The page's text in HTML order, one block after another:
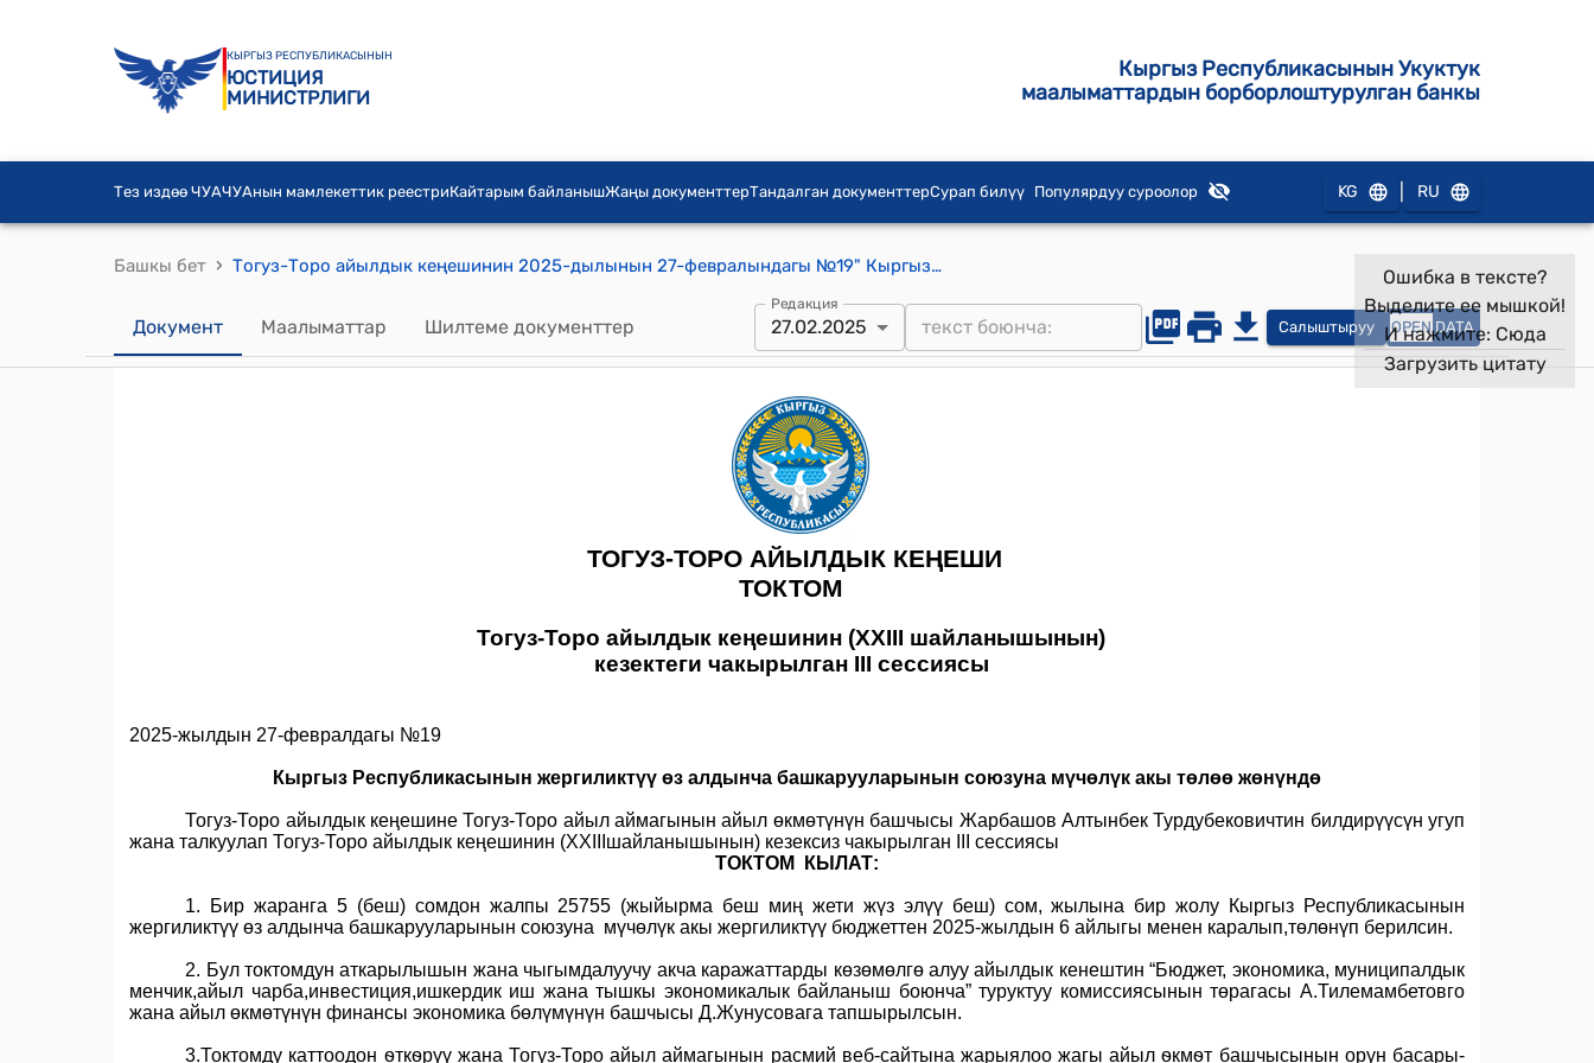
КЫРГЫЗ РЕСПУБЛИКАСЫНЫН
ЮСТИЦИЯ
МИНИСТРЛИГИ
Кыргыз Республикасынын Укуктук
маалыматтардын борборлоштурулган банкы
Тез издөө ЧУАЧУАнын мамлекеттик реестриКайтарым байланышЖаңы документтерТандалган документтерСурап билүү Популярдуу суроолор KG RU
Башкы бет › Тогуз-Торо айылдык кеңешинин 2025-дылынын 27-февралындагы №19" Кыргыз Республикасынын жергиликтүү өз алдынча башкарууларынын союзуна мүчөлүк акы төлөө жөнүндө" токтому
Документ Маалыматтар Шилтеме документтер
Редакция
27.02.2025 Салыштыруу OPEN DATA
Ошибка в тексте?
Выделите ее мышкой!
И нажмите: Сюда
Загрузить цитату